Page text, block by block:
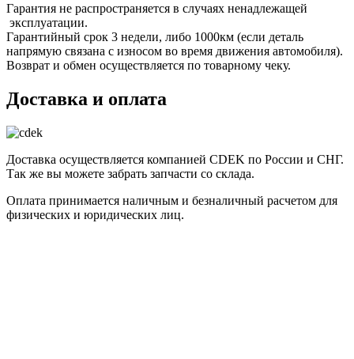
Гарантия не распространяется в случаях ненадлежащей
эксплуатации.
Гарантийный срок 3 недели, либо 1000км (если деталь
напрямую связана с износом во время движения автомобиля).
Возврат и обмен осуществляется по товарному чеку.
Доставка и оплата
Доставка осуществляется компанией CDEK по России и СНГ.
Так же вы можете забрать запчасти со склада.
Оплата принимается наличным и безналичный расчетом для
физических и юридических лиц.